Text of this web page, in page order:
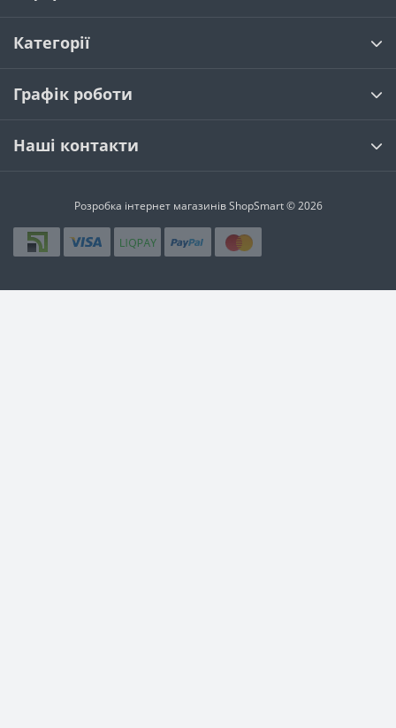
Категорії
Графік роботи
Наші контакти
Розробка інтернет магазинівShopSmart © 2026